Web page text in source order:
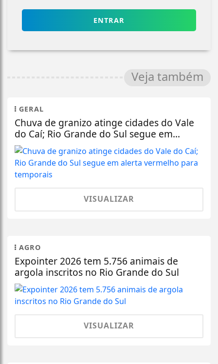
ENTRAR
Veja também
GERAL
Chuva de granizo atinge cidades do Vale
do Caí; Rio Grande do Sul segue em...
VISUALIZAR
AGRO
Expointer 2026 tem 5.756 animais de
argola inscritos no Rio Grande do Sul
VISUALIZAR